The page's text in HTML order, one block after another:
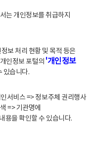
는 개인정보를 취급하지
보 처리 현황 및 목적 등은
인정보 포털의 '개인정보
있습니다.
서비스 => 정보주체 권리행사
=> 기관명에
용을 확인할 수 있습니다.